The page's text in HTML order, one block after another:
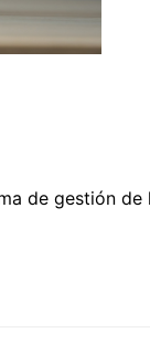
de gestión de